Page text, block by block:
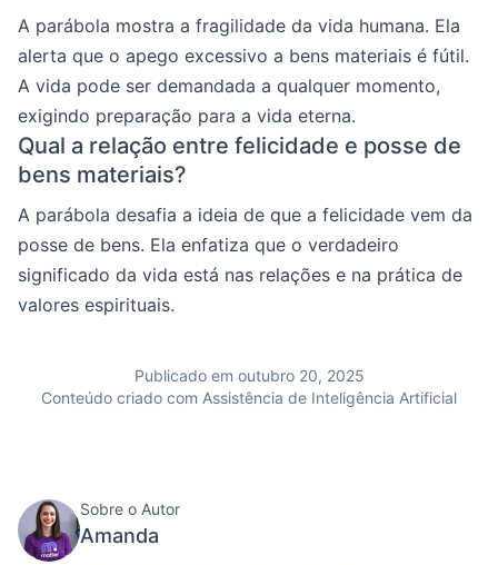
A parábola mostra a fragilidade da vida humana. Ela
alerta que o apego excessivo a bens materiais é fútil.
A vida pode ser demandada a qualquer momento,
exigindo preparação para a vida eterna.
Qual a relação entre felicidade e posse de
bens materiais?
A parábola desafia a ideia de que a felicidade vem da
posse de bens. Ela enfatiza que o verdadeiro
significado da vida está nas relações e na prática de
valores espirituais.
Publicado em outubro 20, 2025
Conteúdo criado com Assistência de Inteligência Artificial
Sobre o Autor
Amanda